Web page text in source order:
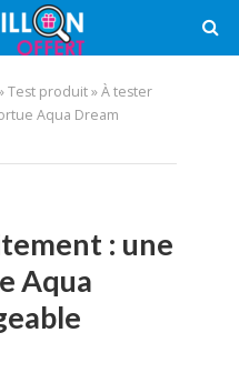
Test produit»À tester
Aqua Dream
: une
Aqua